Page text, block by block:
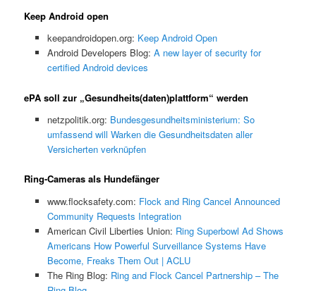
Keep Android open
keepandroidopen.org: Keep Android Open
Android Developers Blog: A new layer of security for
certified Android devices
ePA soll zur „Gesundheits(daten)plattform“ werden
netzpolitik.org: Bundesgesundheitsministerium: So
umfassend will Warken die Gesundheitsdaten aller
Versicherten verknüpfen
Ring-Cameras als Hundefänger
www.flocksafety.com: Flock and Ring Cancel Announced
Community Requests Integration
American Civil Liberties Union: Ring Superbowl Ad Shows
Americans How Powerful Surveillance Systems Have
Become, Freaks Them Out | ACLU
The Ring Blog: Ring and Flock Cancel Partnership – The